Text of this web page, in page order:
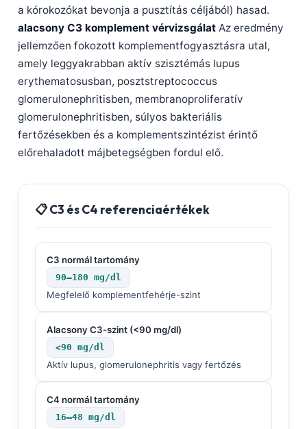
a kórokozókat bevonja a pusztítás céljából) hasad.
alacsony C3 komplement vérvizsgálat Az eredmény
jellemzően fokozott komplementfogyasztásra utal,
amely leggyakrabban aktív szisztémás lupus
erythematosusban, posztstreptococcus
glomerulonephritisben, membranoproliferatív
glomerulonephritisben, súlyos bakteriális
fertőzésekben és a komplementszintézist érintő
előrehaladott májbetegségben fordul elő.
📋 C3 és C4 referenciaértékek
C3 normál tartomány
90–180 mg/dl
Megfelelő komplementfehérje-szint
Alacsony C3-szint (<90 mg/dl)
<90 mg/dl
Aktív lupus, glomerulonephritis vagy fertőzés
C4 normál tartomány
16–48 mg/dl